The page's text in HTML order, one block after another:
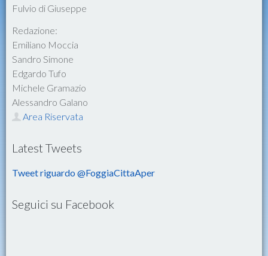
Fulvio di Giuseppe
Redazione:
Emiliano Moccia
Sandro Simone
Edgardo Tufo
Michele Gramazio
Alessandro Galano
Area Riservata
Latest Tweets
Tweet riguardo @FoggiaCittaAper
Seguici su Facebook